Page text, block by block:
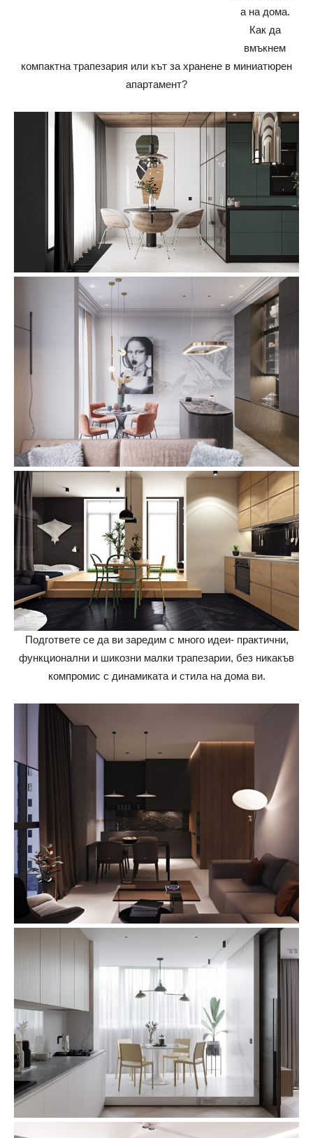
а на дома.
Как да
вмъкнем
компактна трапезария или кът за хранене в миниатюрен
апартамент?
Подгответе се да ви заредим с много идеи- практични,
функционални и шикозни малки трапезарии, без никакъв
компромис с динамиката и стила на дома ви.